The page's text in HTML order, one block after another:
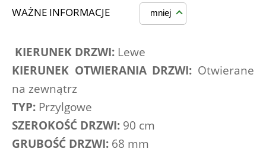
WAŻNE INFORMACJE mniej
KIERUNEK DRZWI: Lewe
KIERUNEK OTWIERANIA DRZWI: Otwierane
na zewnątrz
TYP: Przylgowe
SZEROKOŚĆ DRZWI: 90 cm
GRUBOŚĆ DRZWI: 68 mm